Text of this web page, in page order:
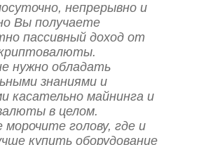
непрерывно и
Вы получаете
пассивный доход от
нужно обладать
знаниями и
касательно майнинга и
в целом.
морочите голову, где и
купить оборудование